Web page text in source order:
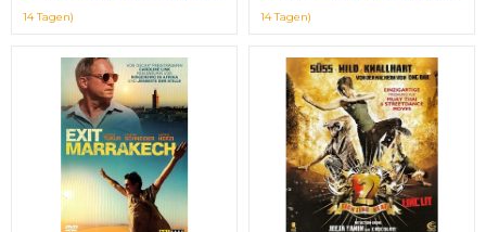
14 Tagen)
14 Tagen)